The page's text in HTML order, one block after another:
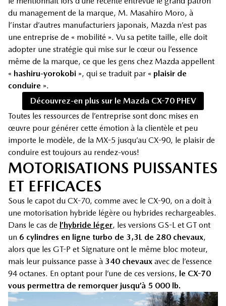
du management de la marque, M. Masahiro Moro, à
l’instar d’autres manufacturiers japonais, Mazda n’est pas
une entreprise de « mobilité ». Vu sa petite taille, elle doit
adopter une stratégie qui mise sur le cœur ou l’essence
même de la marque, ce que les gens chez Mazda appellent
« hashiru-yorokobi », qui se traduit par « plaisir de
conduire ».
Découvrez-en plus sur le Mazda CX-70 PHEV
Toutes les ressources de l’entreprise sont donc mises en
œuvre pour générer cette émotion à la clientèle et peu
importe le modèle, de la MX-5 jusqu’au CX-90, le plaisir de
conduire est toujours au rendez-vous!
MOTORISATIONS PUISSANTES
ET EFFICACES
Sous le capot du CX-70, comme avec le CX-90, on a doit à
une motorisation hybride légère ou hybrides rechargeables.
Dans le cas de l’hybride léger, les versions GS-L et GT ont
un 6 cylindres en ligne turbo de 3,3L de 280 chevaux,
alors que les GT-P et Signature ont le même bloc moteur,
mais leur puissance passe à 340 chevaux avec de l’essence
94 octanes. En optant pour l’une de ces versions, le CX-70
vous permettra de remorquer jusqu’à 5 000 lb.